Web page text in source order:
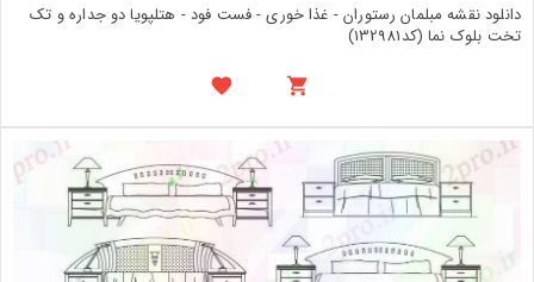
دانلود نقشه مبلمان رستوران - غذا خوری - فست فود - هتلپویا دو جداره و تک
تخت بلوک نما (کد132981)